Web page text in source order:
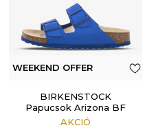
WEEKEND OFFER
BIRKENSTOCK
Papucsok Arizona BF
AKCIÓ